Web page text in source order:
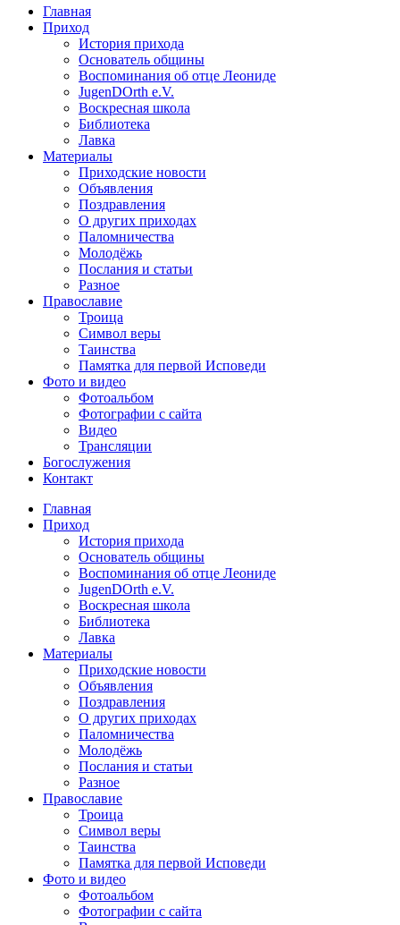
Главная
Приход
История прихода
Основатель общины
Воспоминания об отце Леониде
JugenDOrth e.V.
Воскресная школа
Библиотека
Лавка
Материалы
Приходские новости
Объявления
Поздравления
О других приходах
Паломничества
Молодёжь
Послания и статьи
Разное
Православие
Троица
Символ веры
Таинства
Памятка для первой Исповеди
Фото и видео
Фотоальбом
Фотографии с сайта
Видео
Трансляции
Богослужения
Контакт
Главная
Приход
История прихода
Основатель общины
Воспоминания об отце Леониде
JugenDOrth e.V.
Воскресная школа
Библиотека
Лавка
Материалы
Приходские новости
Объявления
Поздравления
О других приходах
Паломничества
Молодёжь
Послания и статьи
Разное
Православие
Троица
Символ веры
Таинства
Памятка для первой Исповеди
Фото и видео
Фотоальбом
Фотографии с сайта